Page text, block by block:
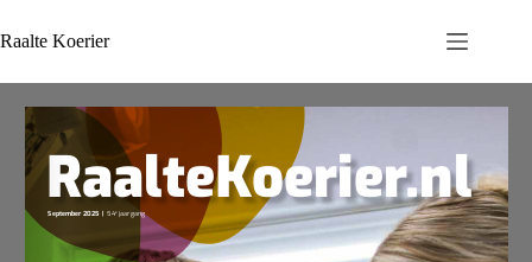
naar
de
Raalte Koerier